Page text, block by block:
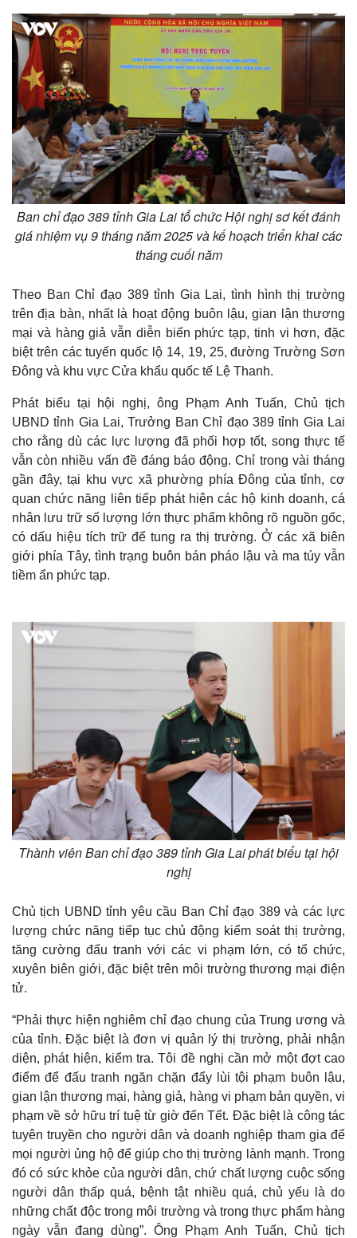
Thế giới
Quan sát
Hồ sơ
Multimedia
Video
Ảnh
E-Magazine
Infographic
T
Ban chỉ đạo 389 tỉnh Gia Lai tổ chức Hội nghị sơ kết đánh
giá nhiệm vụ 9 tháng năm 2025 và kế hoạch triển khai các
tháng cuối năm
Theo Ban Chỉ đạo 389 tỉnh Gia Lai, tình hình thị trường
trên địa bàn, nhất là hoạt động buôn lậu, gian lận thương
mại và hàng giả vẫn diễn biến phức tạp, tinh vi hơn, đặc
biệt trên các tuyến quốc lộ 14, 19, 25, đường Trường Sơn
Đông và khu vực Cửa khẩu quốc tế Lệ Thanh.
Phát biểu tại hội nghị, ông Phạm Anh Tuấn, Chủ tịch
UBND tỉnh Gia Lai, Trưởng Ban Chỉ đạo 389 tỉnh Gia Lai
cho rằng dù các lực lượng đã phối hợp tốt, song thực tế
vẫn còn nhiều vấn đề đáng báo động. Chỉ trong vài tháng
gần đây, tại khu vực xã phường phía Đông của tỉnh, cơ
quan chức năng liên tiếp phát hiện các hộ kinh doanh, cá
nhân lưu trữ số lượng lớn thực phẩm không rõ nguồn gốc,
có dấu hiệu tích trữ để tung ra thị trường. Ở các xã biên
giới phía Tây, tình trạng buôn bán pháo lậu và ma túy vẫn
tiềm ẩn phức tạp.
Thành viên Ban chỉ đạo 389 tỉnh Gia Lai phát biểu tại hội
nghị
Chủ tịch UBND tỉnh yêu cầu Ban Chỉ đạo 389 và các lực
lượng chức năng tiếp tục chủ động kiểm soát thị trường,
tăng cường đấu tranh với các vi phạm lớn, có tổ chức,
xuyên biên giới, đặc biệt trên môi trường thương mại điện
tử.
“Phải thực hiện nghiêm chỉ đạo chung của Trung ương và
của tỉnh. Đặc biệt là đơn vị quản lý thị trường, phải nhận
diện, phát hiện, kiểm tra. Tôi đề nghị cần mở một đợt cao
điểm để đấu tranh ngăn chặn đẩy lùi tội phạm buôn lậu,
gian lận thương mại, hàng giả, hàng vi phạm bản quyền, vi
phạm về sở hữu trí tuệ từ giờ đến Tết. Đặc biệt là công tác
tuyên truyền cho người dân và doanh nghiệp tham gia để
mọi người ủng hộ để giúp cho thị trường lành mạnh. Trong
đó có sức khỏe của người dân, chứ chất lượng cuộc sống
người dân thấp quá, bệnh tật nhiều quá, chủ yếu là do
những chất độc trong môi trường và trong thực phẩm hàng
ngày vẫn đang dùng”. Ông Phạm Anh Tuấn, Chủ tịch